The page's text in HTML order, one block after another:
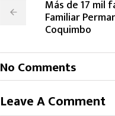
Más de 17 mil
Familiar
Coquimbo
No Comments
Leave A Comment